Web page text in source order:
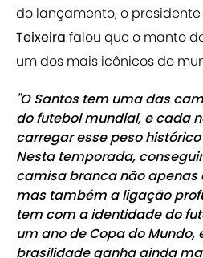
do lançamento, o
Teixeira falou que o manto
um dos mais icônicos do
"O Santos tem uma das
do futebol mundial, e cada
carregar esse peso
Nesta temporada,
camisa branca não apenas
mas também a ligação
tem com a identidade do
um ano de Copa do Mundo,
brasilidade ganha ainda